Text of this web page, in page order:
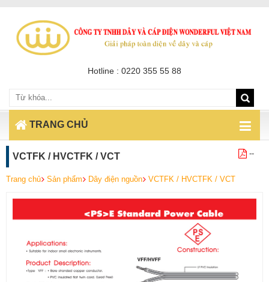
Hotline : 0220 355 55 88
TRANG CHỦ
--
VCTFK / HVCTFK / VCT
Trang chủ Sản phẩm Dây điện nguồn VCTFK / HVCTFK / VCT